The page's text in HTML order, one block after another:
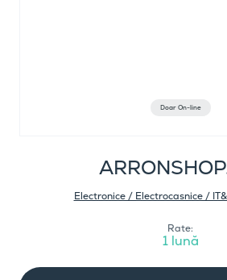
Doar On-line
Electronice / Electrocasnice /
Rate:
1 lună